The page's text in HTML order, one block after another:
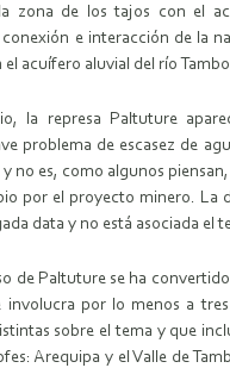
zona de los tajos con el
conexión e interacción de la
el acuífero aluvial del río
la represa Paltuture
problema de escasez de
y no es, como algunos
por el proyecto minero. La
data y no está asociada el
de Paltuture se ha
involucra por lo menos a
sobre el tema y que
Arequipa y el Valle de